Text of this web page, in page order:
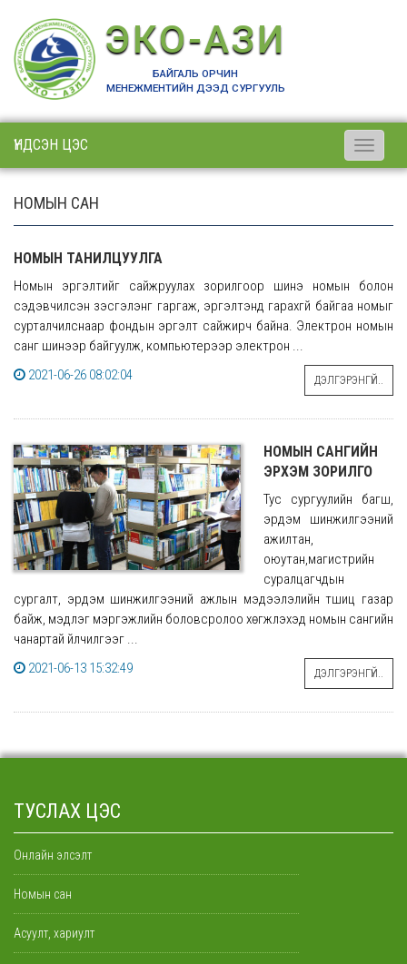
ЭКО-АЗИ
БАЙГАЛЬ ОРЧИН
МЕНЕЖМЕНТИЙН ДЭЭД СУРГУУЛЬ
ҮНДСЭН ЦЭС
Toggle
НОМЫН САН
НОМЫН ТАНИЛЦУУЛГА
Номын эргэлтийг сайжруулах зорилгоор шинэ номын болон
сэдэвчилсэн үзэсгэлэнг гаргаж, эргэлтэнд гарахгүй байгаа номыг
сурталчилснаар фондын эргэлт сайжирч байна. Электрон номын
санг шинээр байгуулж, компьютерээр электрон ...
2021-06-26 08:02:04
ДЭЛГЭРЭНГҮЙ..
НОМЫН САНГИЙН
ЭРХЭМ ЗОРИЛГО
Тус сургуулийн багш,
эрдэм шинжилгээний
ажилтан,
оюутан,магистрийн
суралцагчдын
сургалт, эрдэм шинжилгээний ажлын мэдээлэлийн түшиц газар
байж, мэдлэг мэргэжлийн боловсролоо хөгжүүлэхэд номын сангийн
чанартай үйлчилгээг ...
2021-06-13 15:32:49
ДЭЛГЭРЭНГҮЙ..
ТУСЛАХ ЦЭС
Онлайн элсэлт
Номын сан
Асуулт, хариулт